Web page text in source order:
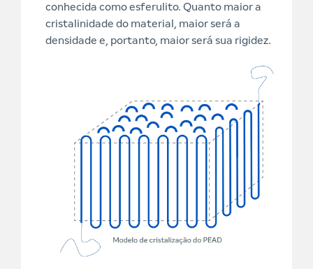
conhecida como esferulito. Quanto maior a
cristalinidade do material, maior será a
densidade e, portanto, maior será sua rigidez.